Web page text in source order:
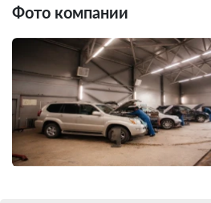
Фото компании